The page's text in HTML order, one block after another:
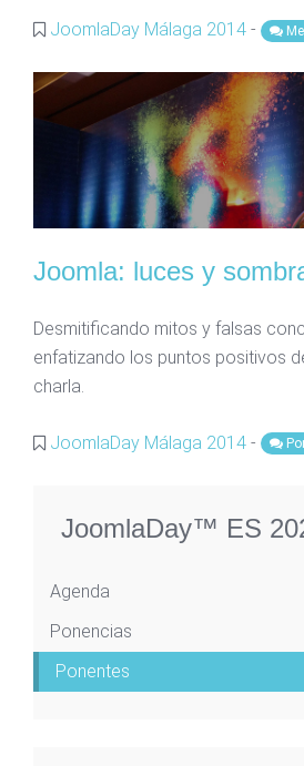
JoomlaDay Málaga 2014 -
Joomla: luces y
Desmitificando mitos y falsas
enfatizando los puntos positivos
charla.
JoomlaDay Málaga 2014 -
JoomlaDay™ ES
Agenda
Ponencias
Ponentes